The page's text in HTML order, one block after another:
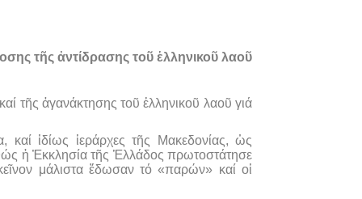
ἀντίδρασης τοῦ ἑλληνικοῦ λαοῦ
τῆς ἀγανάκτησης τοῦ ἑλληνικοῦ λαοῦ γιά
ἰδίως ἱεράρχες τῆς Μακεδονίας, ὡς
ἡ Ἐκκλησία τῆς Ἑλλάδος πρωτοστάτησε
μάλιστα ἔδωσαν τό «παρών» καί οἱ